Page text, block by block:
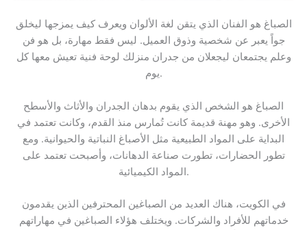
الصباغ هو الفنان الذي يتقن لغة الألوان ويعرف كيف يمزجها ليخلق
جواً يعبر عن شخصية وذوق العميل. ليس فقط مهارة، بل هو فن
وعلم يجتمعان ليجعلان من جدران منزلك لوحة فنية تعيش معها كل
يوم.
الصباغ هو الشخص الذي يقوم بدهان الجدران والأثاث والأسطح
الأخرى. وهو مهنة قديمة كانت تُمارس منذ القدم، وكانت تعتمد في
البداية على المواد الطبيعية مثل الأصباغ النباتية والحيوانية. ومع
تطور الحضارات، تطورت صناعة الدهانات، وأصبحت تعتمد على
المواد الكيميائية.
في الكويت، هناك العديد من الصباغين المحترفين الذين يقدمون
خدماتهم للأفراد والشركات. ويختلف هؤلاء الصباغين في مهاراتهم